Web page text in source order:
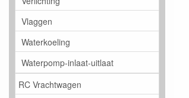
Vlaggen
Waterkoeling
Waterpomp-inlaat-uitlaat
RC Vrachtwagen